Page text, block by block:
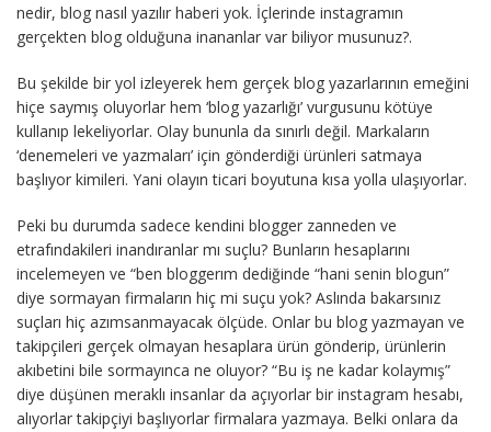
nedir, blog nasıl yazılır haberi yok. İçlerinde instagramın
gerçekten blog olduğuna inananlar var biliyor musunuz?.
Bu şekilde bir yol izleyerek hem gerçek blog yazarlarının emeğini
hiçe saymış oluyorlar hem ‘blog yazarlığı’ vurgusunu kötüye
kullanıp lekeliyorlar. Olay bununla da sınırlı değil. Markaların
‘denemeleri ve yazmaları’ için gönderdiği ürünleri satmaya
başlıyor kimileri. Yani olayın ticari boyutuna kısa yolla ulaşıyorlar.
Peki bu durumda sadece kendini blogger zanneden ve
etrafındakileri inandıranlar mı suçlu? Bunların hesaplarını
incelemeyen ve “ben bloggerım dediğinde “hani senin blogun”
diye sormayan firmaların hiç mi suçu yok? Aslında bakarsınız
suçları hiç azımsanmayacak ölçüde. Onlar bu blog yazmayan ve
takipçileri gerçek olmayan hesaplara ürün gönderip, ürünlerin
akıbetini bile sormayınca ne oluyor? “Bu iş ne kadar kolaymış”
diye düşünen meraklı insanlar da açıyorlar bir instagram hesabı,
alıyorlar takipçiyi başlıyorlar firmalara yazmaya. Belki onlara da